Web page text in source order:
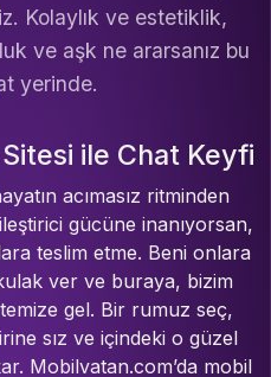
Kolaylık ve estetiklik,
ve aşk ne ararsanız bu
yerinde.
ile Chat Keyfi
acımasız ritminden
gücüne inanıyorsan,
teslim etme. Beni onlara
ver ve buraya, bizim
gel. Bir rumuz seç,
sız ve içindeki o güzel
Mobilvatan.com’da mobil